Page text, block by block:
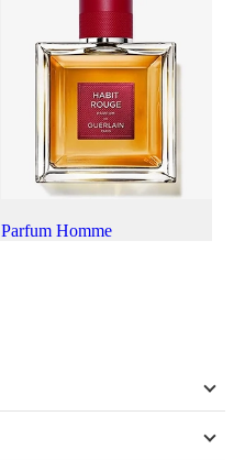
Parfum Homme